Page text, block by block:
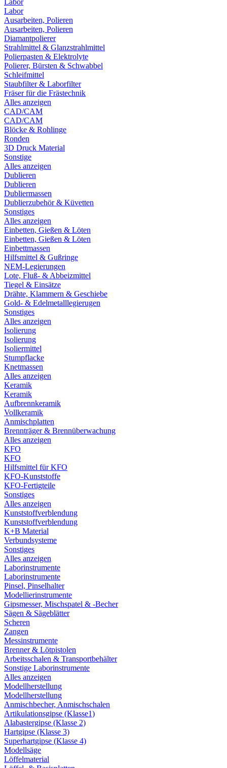
Labor
Labor
Ausarbeiten, Polieren
Ausarbeiten, Polieren
Diamantpolierer
Strahlmittel & Glanzstrahlmittel
Polierpasten & Elektrolyte
Polierer, Bürsten & Schwabbel
Schleifmittel
Staubfilter & Laborfilter
Fräser für die Frästechnik
Alles anzeigen
CAD/CAM
CAD/CAM
Blöcke & Rohlinge
Ronden
3D Druck Material
Sonstige
Alles anzeigen
Dublieren
Dublieren
Dubliermassen
Dublierzubehör & Küvetten
Sonstiges
Alles anzeigen
Einbetten, Gießen & Löten
Einbetten, Gießen & Löten
Einbettmassen
Hilfsmittel & Gußringe
NEM-Legierungen
Lote, Fluß- & Abbeizmittel
Tiegel & Einsätze
Drähte, Klammern & Geschiebe
Gold- & Edelmetalllegierugen
Sonstiges
Alles anzeigen
Isolierung
Isolierung
Isoliermittel
Stumpflacke
Knetmassen
Alles anzeigen
Keramik
Keramik
Aufbrennkeramik
Vollkeramik
Anmischplatten
Brennträger & Brennüberwachung
Alles anzeigen
KFO
KFO
Hilfsmittel für KFO
KFO-Kunststoffe
KFO-Fertigteile
Sonstiges
Alles anzeigen
Kunststoffverblendung
Kunststoffverblendung
K+B Material
Verbundsysteme
Sonstiges
Alles anzeigen
Laborinstrumente
Laborinstrumente
Pinsel, Pinselhalter
Modellierinstrumente
Gipsmesser, Mischspatel & -Becher
Sägen & Sägeblätter
Scheren
Zangen
Messinstrumente
Brenner & Lötpistolen
Arbeitsschalen & Transportbehälter
Sonstige Laborinstrumente
Alles anzeigen
Modellherstellung
Modellherstellung
Anmischbecher, Anmischschalen
Artikulationsgipse (Klasse1)
Alabastergipse (Klasse 2)
Hartgipse (Klasse 3)
Superhartgipse (Klasse 4)
Modellsäge
Löffelmaterial